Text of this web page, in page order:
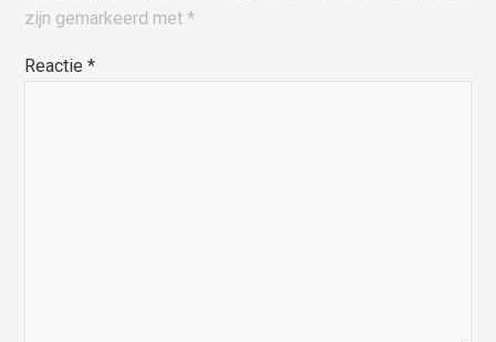
zijn gemarkeerd met*
Reactie*